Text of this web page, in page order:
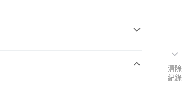
清除
紀錄